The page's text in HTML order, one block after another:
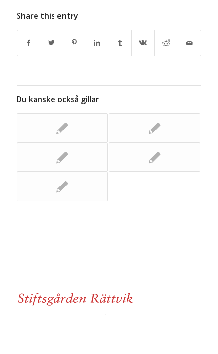
Share this entry
Du kanske också gillar